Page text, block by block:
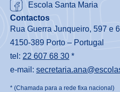
Escola Santa Maria
Contactos
Rua Guerra Junqueiro, 597 e
4150-389 Porto – Portugal
tel: 22 607 68 30 *
e-mail:
* (Chamada para a rede fixa nacional)